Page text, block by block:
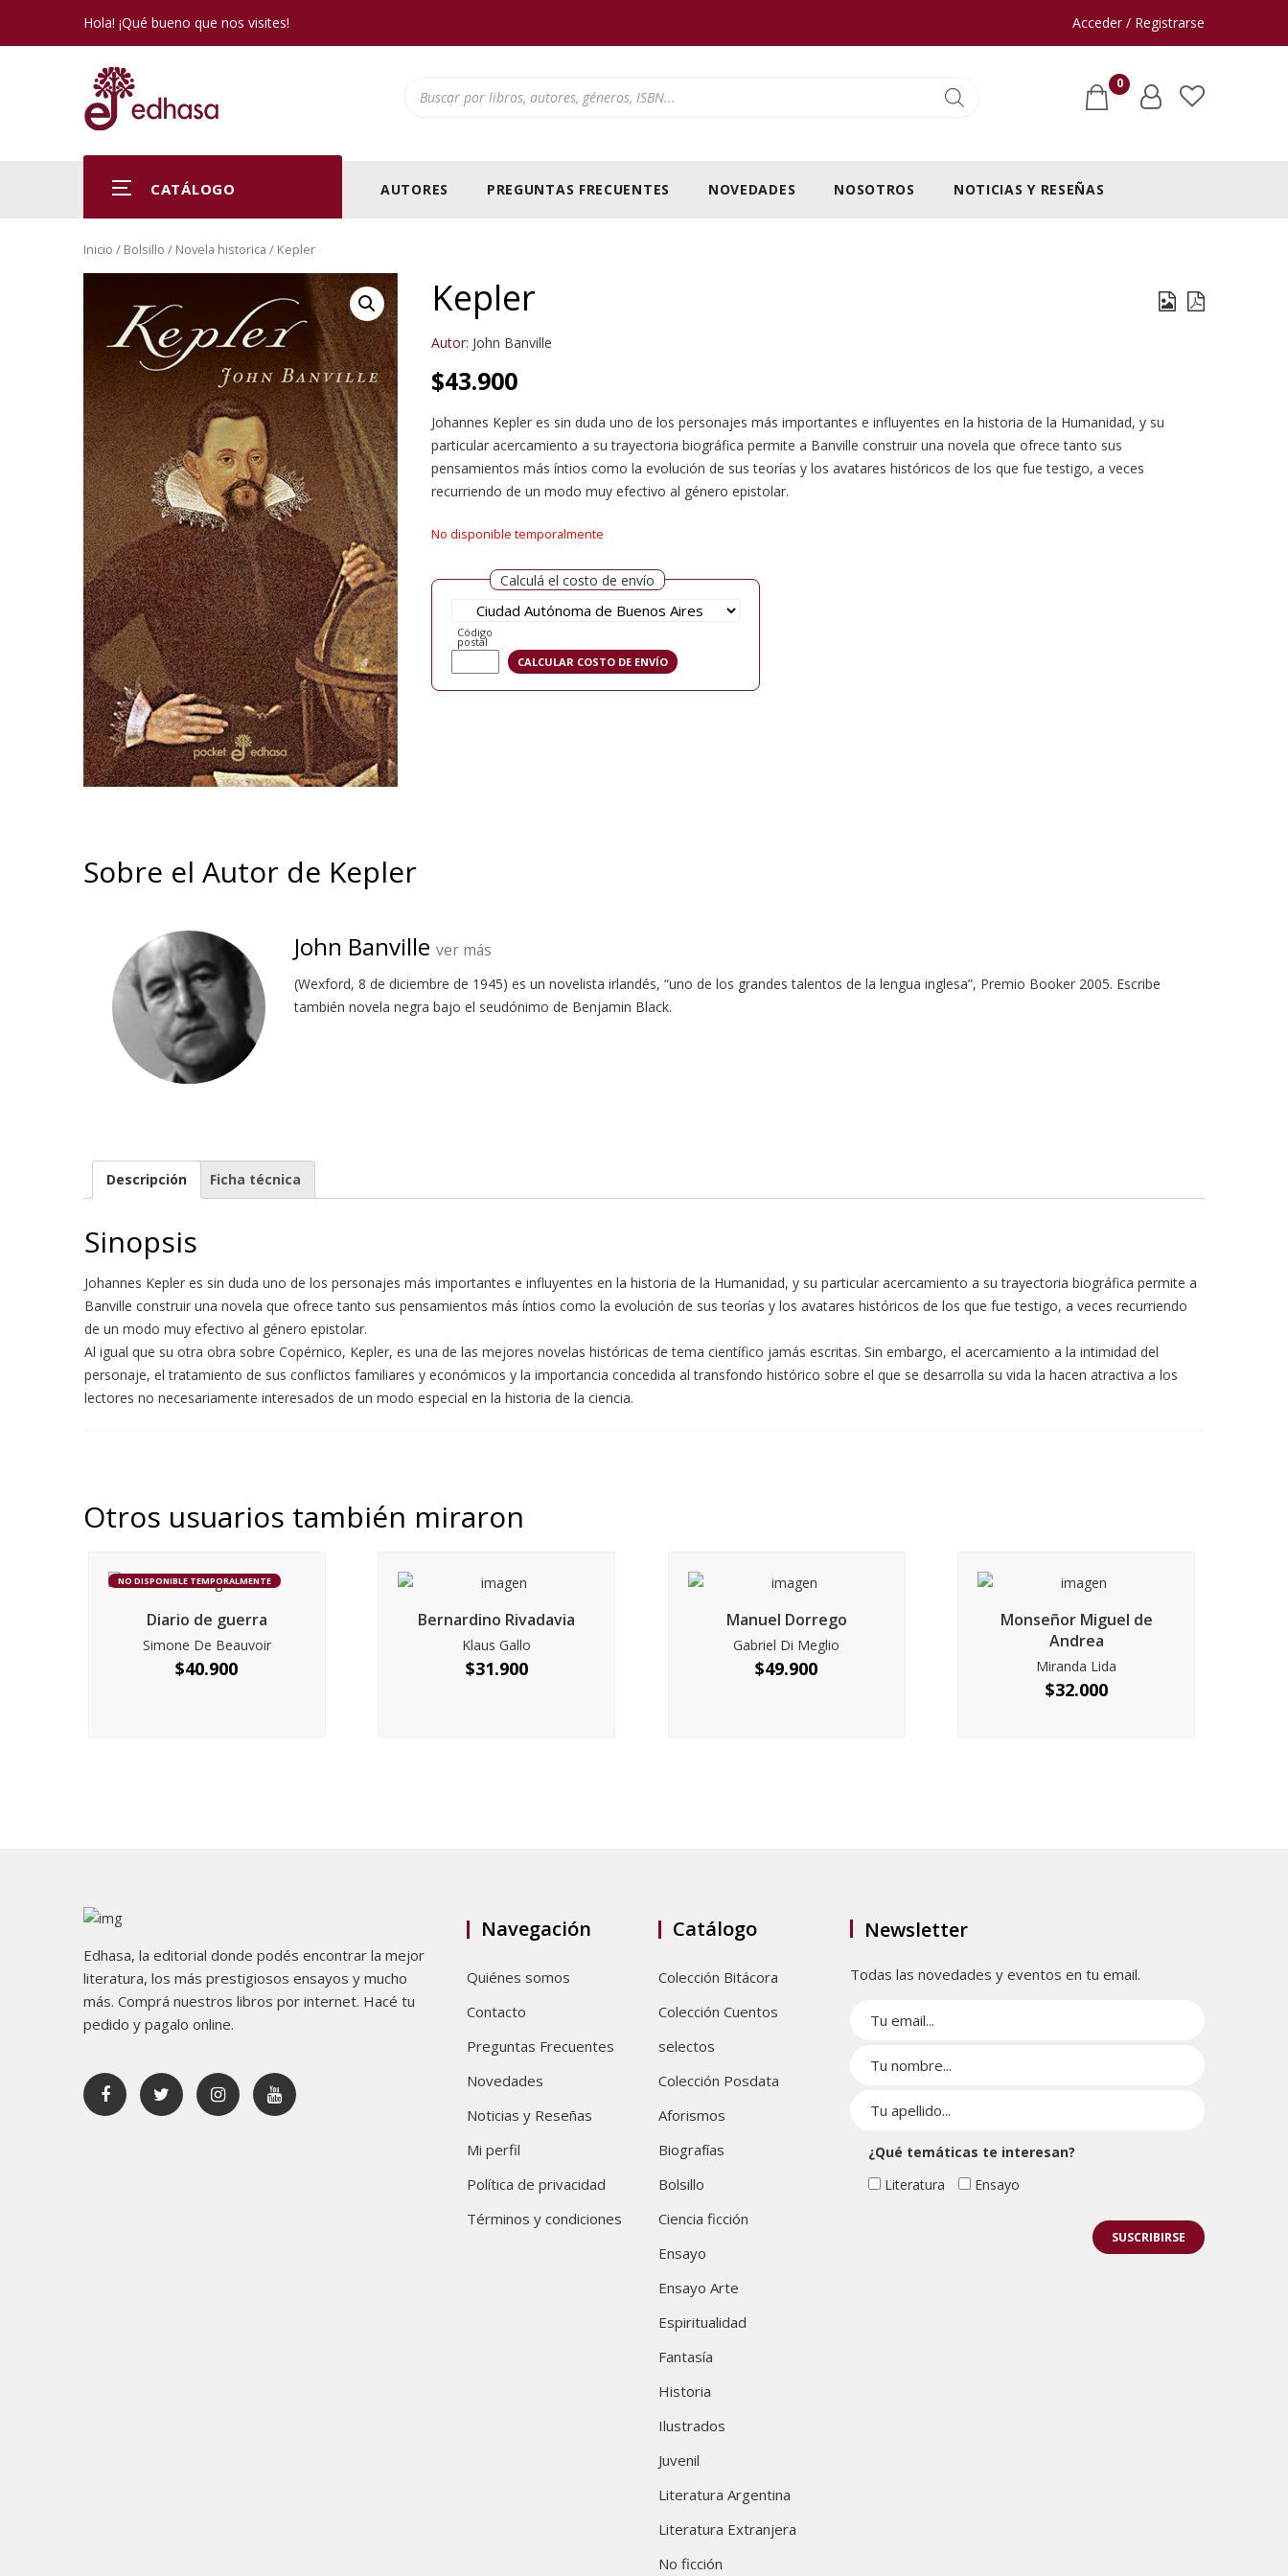
Hola! ¡Qué bueno que nos visites! Acceder / Registrarse
0
CATÁLOGO AUTORES PREGUNTAS FRECUENTES NOVEDADES NOSOTROS NOTICIAS Y RESEÑAS
Inicio / Bolsillo / Novela historica / Kepler
Kepler
Autor: John Banville
$43.900
Johannes Kepler es sin duda uno de los personajes más importantes e influyentes en la historia de la Humanidad, y su
particular acercamiento a su trayectoria biográfica permite a Banville construir una novela que ofrece tanto sus
pensamientos más íntios como la evolución de sus teorías y los avatares históricos de los que fue testigo, a veces
recurriendo de un modo muy efectivo al género epistolar.
No disponible temporalmente
Calculá el costo de envío
Código
postal
Sobre el Autor de Kepler
John Banville ver más
(Wexford, 8 de diciembre de 1945) es un novelista irlandés, “uno de los grandes talentos de la lengua inglesa”, Premio Booker 2005. Escribe
también novela negra bajo el seudónimo de Benjamin Black.
Descripción Ficha técnica
Sinopsis
Johannes Kepler es sin duda uno de los personajes más importantes e influyentes en la historia de la Humanidad, y su particular acercamiento a su trayectoria biográfica permite a
Banville construir una novela que ofrece tanto sus pensamientos más íntios como la evolución de sus teorías y los avatares históricos de los que fue testigo, a veces recurriendo
de un modo muy efectivo al género epistolar.
Al igual que su otra obra sobre Copérnico, Kepler, es una de las mejores novelas históricas de tema científico jamás escritas. Sin embargo, el acercamiento a la intimidad del
personaje, el tratamiento de sus conflictos familiares y económicos y la importancia concedida al transfondo histórico sobre el que se desarrolla su vida la hacen atractiva a los
lectores no necesariamente interesados de un modo especial en la historia de la ciencia.
Otros usuarios también miraron
NO DISPONIBLE TEMPORALMENTE
Diario de guerra
Simone De Beauvoir
$40.900
Bernardino Rivadavia
Klaus Gallo
$31.900
Manuel Dorrego
Gabriel Di Meglio
$49.900
Monseñor Miguel de
Andrea
Miranda Lida
$32.000
Edhasa, la editorial donde podés encontrar la mejor
literatura, los más prestigiosos ensayos y mucho
más. Comprá nuestros libros por internet. Hacé tu
pedido y pagalo online.
Navegación
Quiénes somos
Contacto
Preguntas Frecuentes
Novedades
Noticias y Reseñas
Mi perfil
Política de privacidad
Términos y condiciones
Catálogo
Colección Bitácora
Colección Cuentos
selectos
Colección Posdata
Aforismos
Biografías
Bolsillo
Ciencia ficción
Ensayo
Ensayo Arte
Espiritualidad
Fantasía
Historia
Ilustrados
Juvenil
Literatura Argentina
Literatura Extranjera
No ficción
Newsletter
Todas las novedades y eventos en tu email.
¿Qué temáticas te interesan?
Literatura
Ensayo